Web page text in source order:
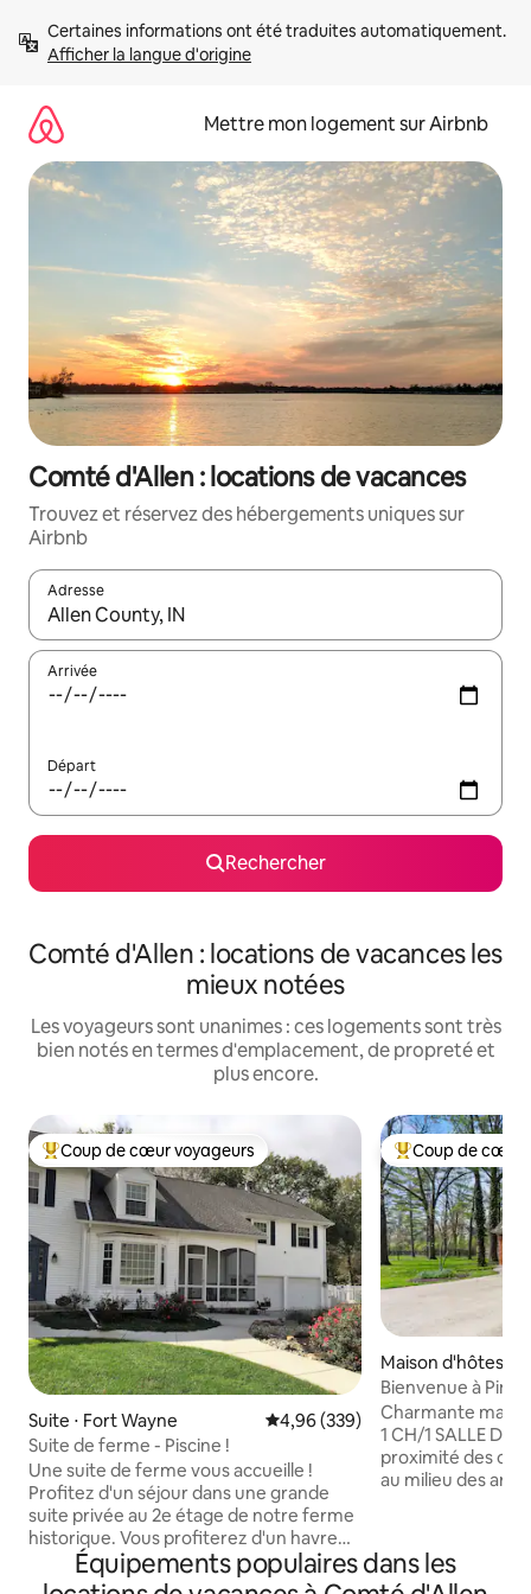
directement
Afficher la langue d'origine
Mettre mon logement sur Airbnb
Comté d'Allen : locations de vacances
Trouvez et réservez des hébergements uniques sur
Airbnb
Adresse
Lorsque les résultats s'affichent, utilisez les flèches vers le
Arrivée
Départ
Rechercher
Comté d'Allen : locations de vacances les
mieux notées
Les voyageurs sont unanimes : ces logements sont très
bien notés en termes d'emplacement, de propreté et
plus encore.
Coups de cœur voyageurs les plus appréciés
Coup de cœur voyageurs
Suite ⋅ Fort Wayne Évaluation moyenne sur la
4,96 (339)
Suite de ferme - Piscine !
Une suite de ferme vous accueille !
Profitez d'un séjour dans une grande
suite privée au 2e étage de notre ferme
historique. Vous profiterez d'un havre
de paix qui ressemble à la campagne, à
l'intérieur de la ville ! À seulement
Coups de cœur
Coup de cœur
Maison d'hôtes ⋅
e
Bienvenue à Pine
Charmante
1 CH/1 SALLE DE
proximité des
au milieu des
minutes du
de PFW se
Équipements populaires dans les